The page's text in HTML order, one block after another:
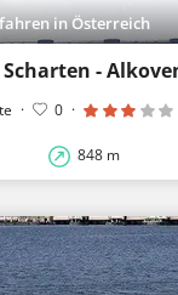
in Österreich
· 0 ·
848 m